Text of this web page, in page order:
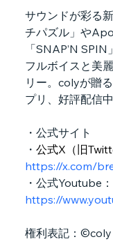
サウンドが彩る
チパズル」や
「SNAP’N
フルボイスと美
リー。colyが贈
プリ、好評配信中
・公式サイト　
・ 公式X（旧
https://x.com/
・公式Youtube：
https://
権利表記：©coly